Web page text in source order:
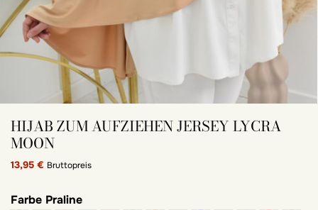
HIJAB ZUM AUFZIEHEN JERSEY LYCRA
MOON
13,95 € Bruttopreis
Farbe Praline